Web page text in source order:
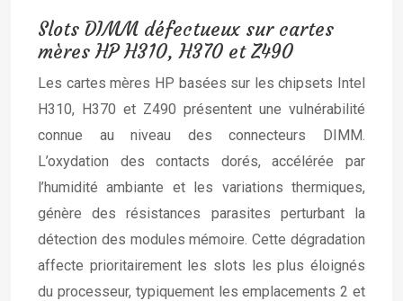
Slots DIMM défectueux sur cartes
mères HP H310, H370 et Z490
Les cartes mères HP basées sur les chipsets Intel
H310, H370 et Z490 présentent une vulnérabilité
connue au niveau des connecteurs DIMM.
L’oxydation des contacts dorés, accélérée par
l’humidité ambiante et les variations thermiques,
génère des résistances parasites perturbant la
détection des modules mémoire. Cette dégradation
affecte prioritairement les slots les plus éloignés
du processeur, typiquement les emplacements 2 et